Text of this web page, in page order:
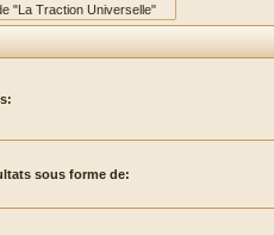
sous forme de: